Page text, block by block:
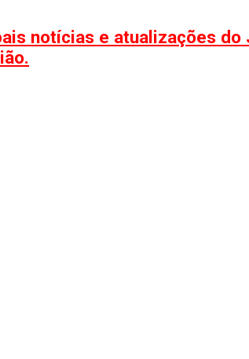
notícias e atualizações